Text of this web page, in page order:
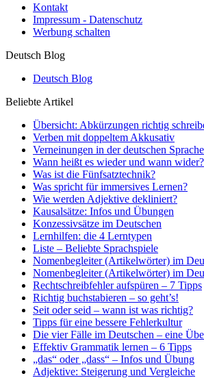
Kontakt
Impressum - Datenschutz
Werbung schalten
Deutsch Blog
Deutsch Blog
Beliebte Artikel
Übersicht: Abkürzungen richtig
Verben mit doppeltem Akkusativ
Verneinungen in der deutschen Sprache
Wann heißt es wieder und wann wider?
Was ist die Fünfsatztechnik?
Was spricht für immersives Lernen?
Wie werden Adjektive dekliniert?
Kausalsätze: Infos und Übungen
Konzessivsätze im Deutschen
Lernhilfen: die 4 Lerntypen
Liste – Beliebte Sprachspiele
Nomenbegleiter (Artikelwörter) im
Nomenbegleiter (Artikelwörter) im
Rechtschreibfehler aufspüren – 7 Tipps
Richtig buchstabieren – so geht’s!
Seit oder seid – wann ist was richtig?
Tipps für eine bessere Fehlerkultur
Die vier Fälle im Deutschen – eine
Effektiv Grammatik lernen – 6 Tipps
„das“ oder „dass“ – Infos und Übung
Adjektive: Steigerung und Vergleiche